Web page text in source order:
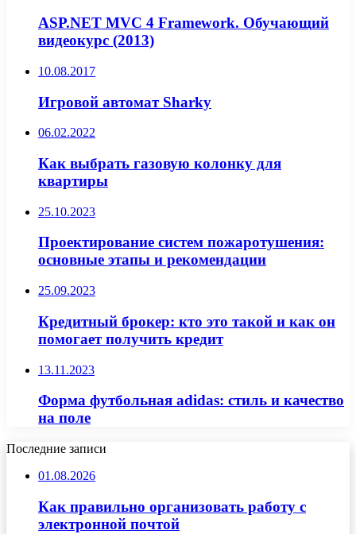
ASP.NET MVC 4 Framework. Обучающий
видеокурс (2013)
10.08.2017
Игровой автомат Sharky
06.02.2022
Как выбрать газовую колонку для
квартиры
25.10.2023
Проектирование систем пожаротушения:
основные этапы и рекомендации
25.09.2023
Кредитный брокер: кто это такой и как он
помогает получить кредит
13.11.2023
Форма футбольная adidas: стиль и качество
на поле
Последние записи
01.08.2026
Как правильно организовать работу с
электронной почтой